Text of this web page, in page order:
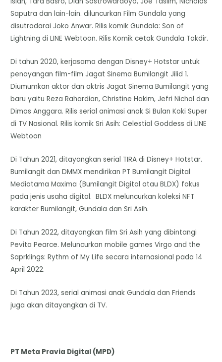
Saputra dan lain-lain. diluncurkan Film Gundala yang
disutradarai Joko Anwar. Rilis komik Gundala: Son of
Lightning di LINE Webtoon. Rilis Komik cetak Gundala Takdir.
Di tahun 2020, kerjasama dengan Disney+ Hotstar untuk
penayangan film-film Jagat Sinema Bumilangit Jilid 1.
Diumumkan aktor dan aktris Jagat Sinema Bumilangit yang
baru yaitu Reza Rahardian, Christine Hakim, Jefri Nichol dan
Dimas Anggara. Rilis serial animasi anak Si Bulan Koki Super
di TV Nasional. Rilis komik Sri Asih: Celestial Goddess di LINE
Webtoon
Di Tahun 2021, ditayangkan serial TIRA di Disney+ Hotstar.
Bumilangit dan DMMX mendirikan PT Bumilangit Digital
Mediatama Maxima (Bumilangit Digital atau BLDX) fokus
pada jenis usaha digital. BLDX meluncurkan koleksi NFT
karakter Bumilangit, Gundala dan Sri Asih.
Di Tahun 2022, ditayangkan film Sri Asih yang dibintangi
Pevita Pearce. Meluncurkan mobile games Virgo and the
Saprklings: Rythm of My Life secara internasional pada 14
April 2022.
Di Tahun 2023, serial animasi anak Gundala dan Friends
juga akan ditayangkan di TV.
PT Meta Pravia Digital (MPD)